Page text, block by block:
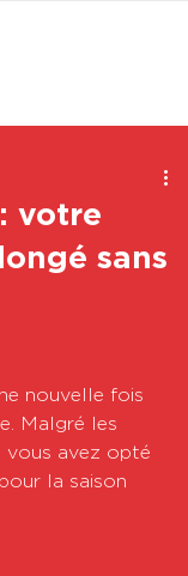
votre
sans
nouvelle fois
Malgré les
vous avez opté
la saison